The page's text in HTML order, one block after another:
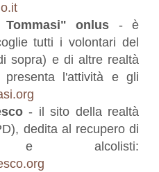
onlus - è
tutti i volontari del
sopra) e di altre realtà
l'attività e gli
- il sito della realtà
dedita al recupero di
e alcolisti: